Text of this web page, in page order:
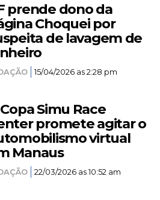
prende dono da
Choquei por
de lavagem de
15/04/2026 as 2:28 pm
Copa Simu Race
promete agitar o
virtual
Manaus
22/03/2026 as 10:52 am